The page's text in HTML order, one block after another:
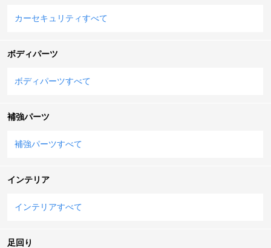
カーセキュリティすべて
ボディパーツ
ボディパーツすべて
補強パーツ
補強パーツすべて
インテリア
インテリアすべて
足回り